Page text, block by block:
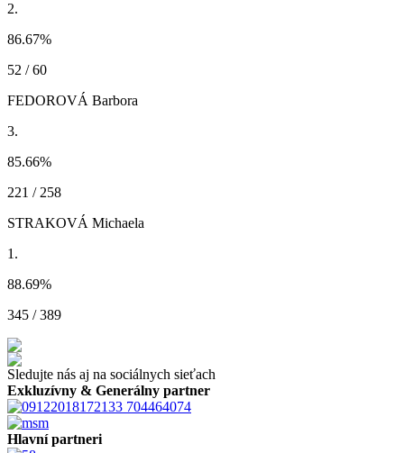
2.
86.67%
52 / 60
FEDOROVÁ Barbora
3.
85.66%
221 / 258
STRAKOVÁ Michaela
1.
88.69%
345 / 389
Sledujte nás aj na sociálnych sieťach
Exkluzívny & Generálny partner
Hlavní partneri